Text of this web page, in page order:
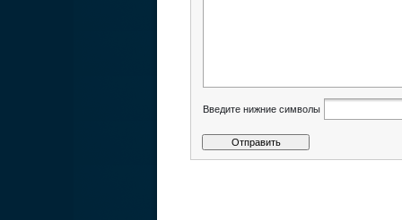
Введите нижние символы